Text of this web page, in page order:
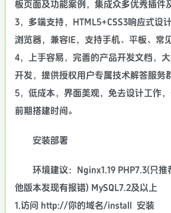
板页面及功能案例，集成众多优秀插件
3，多端支持，HTML5+CSS3响应式设
浏览器，兼容IE，支持手机、平板、常
4，上手容易，完善的产品开发文档，
开发，提供授权用户专属技术解答服务
5，低成本，界面美观，免去设计工作
前期搭建时间。
安装部署
环境建议：Nginx1.19 PHP7.3(只
他版本发现有报错) MySQL7.2及以上
1.访问 http://你的域名/install 安装